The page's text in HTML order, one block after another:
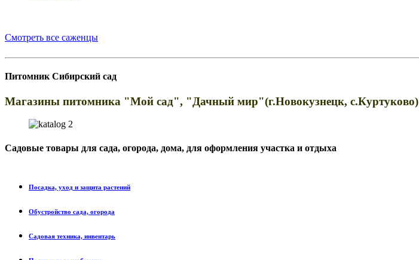
Смотреть все саженцы
Питомник Сибирский сад
Магазины питомника "Мой сад", "Дачный мир"(г.Новокузнецк, с.Куртуково)
Садовые товары для сада, огорода, дома, для оформления участка и отдыха
Посадка, уход и защита растений
Обустройство сада, огорода
Садовая техника, инвентарь